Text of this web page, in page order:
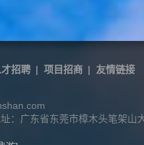
招聘 | 项目招商 | 友情链接
：广东省东莞市樟木头笔架山